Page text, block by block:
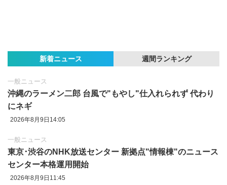
新着ニュース 週間ランキング
一般ニュース
沖縄のラーメン二郎 台風で"もやし"仕入れられず 代わり
にネギ
2026年8月9日14:05
一般ニュース
東京‪･‬渋谷のNHK放送センター 新拠点"情報棟"のニュース
センター本格運用開始
2026年8月9日11:45